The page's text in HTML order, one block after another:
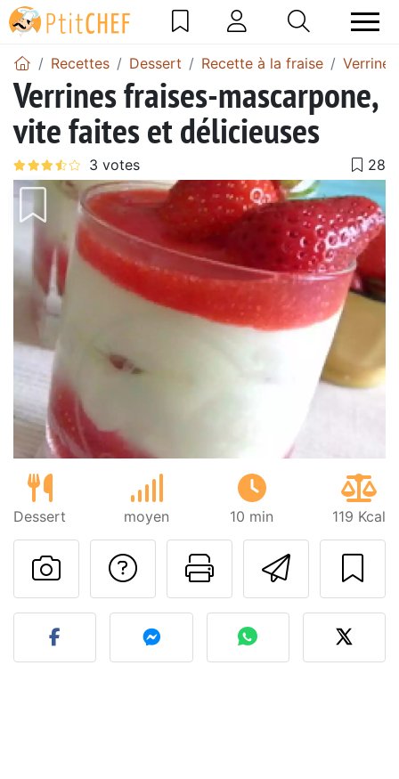
Recettes Dessert Recette à la fraise Verrine
Verrines fraises-mascarpone,
vite faites et délicieuses
Dessert moyen 10 min 119 Kcal
Imprimer
Poser une
Publier votre photo de